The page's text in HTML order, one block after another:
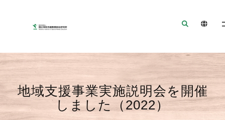
シ
ジ
ン
へ
へ
プ
地域支援事業実施説明会を開催
しました（2022）